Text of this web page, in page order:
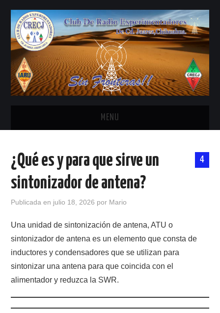
MENU
ANTENAS Y ACCESORIOS
CONTACTO
HISTORIA DE LA RADIO
4
¿Qué es y para que sirve un
sintonizador de antena?
Publicada en julio 18, 2026 por Mario
Una unidad de sintonización de antena, ATU o
sintonizador de antena es un elemento que consta de
inductores y condensadores que se utilizan para
sintonizar una antena para que coincida con el
alimentador y reduzca la SWR.